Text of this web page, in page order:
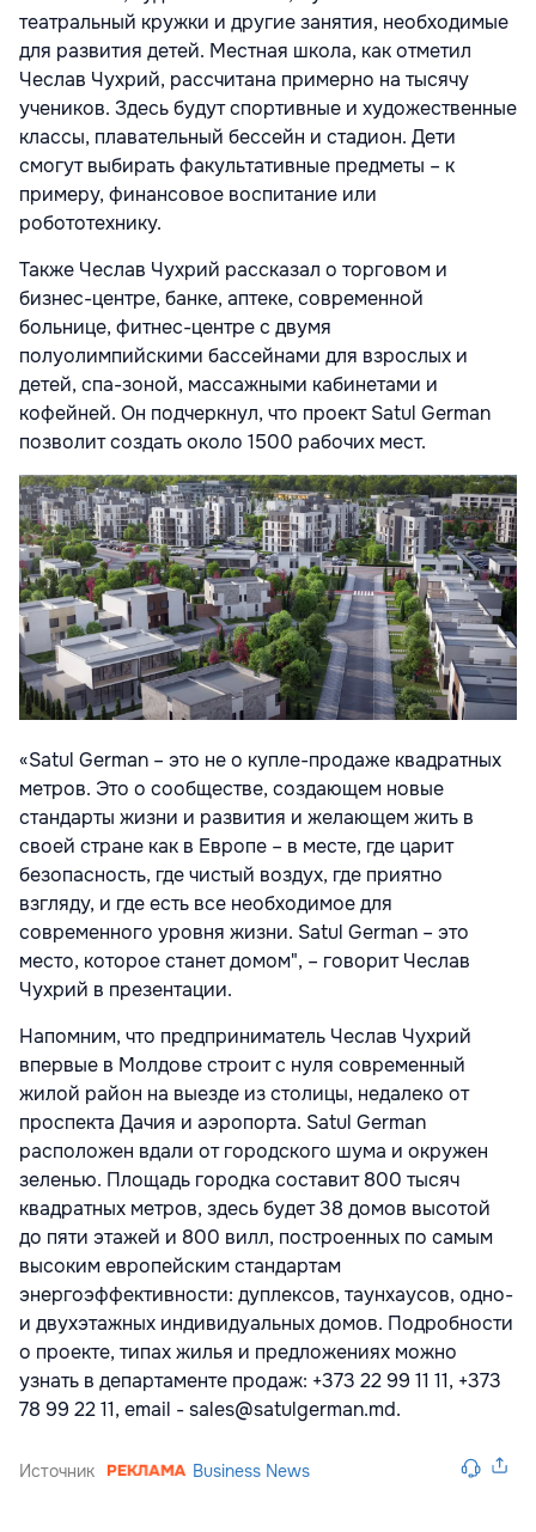
театральный кружки и другие занятия, необходимые
для развития детей. Местная школа, как отметил
Чеслав Чухрий, рассчитана примерно на тысячу
учеников. Здесь будут спортивные и художественные
классы, плавательный бессейн и стадион. Дети
смогут выбирать факультативные предметы – к
примеру, финансовое воспитание или
робототехнику.
Также Чеслав Чухрий рассказал о торговом и
бизнес-центре, банке, аптеке, современной
больнице, фитнес-центре с двумя
полуолимпийскими бассейнами для взрослых и
детей, спа-зоной, массажными кабинетами и
кофейней. Он подчеркнул, что проект Satul German
позволит создать около 1500 рабочих мест.
«Satul German – это не о купле-продаже квадратных
метров. Это о сообществе, создающем новые
стандарты жизни и развития и желающем жить в
своей стране как в Европе – в месте, где царит
безопасность, где чистый воздух, где приятно
взгляду, и где есть все необходимое для
современного уровня жизни. Satul German – это
место, которое станет домом", – говорит Чеслав
Чухрий в презентации.
Напомним, что предприниматель Чеслав Чухрий
впервые в Молдове строит с нуля современный
жилой район на выезде из столицы, недалеко от
проспекта Дачия и аэропорта. Satul German
расположен вдали от городского шума и окружен
зеленью. Площадь городка составит 800 тысяч
квадратных метров, здесь будет 38 домов высотой
до пяти этажей и 800 вилл, построенных по самым
высоким европейским стандартам
энергоэффективности: дуплексов, таунхаусов, одно-
и двухэтажных индивидуальных домов. Подробности
о проекте, типах жилья и предложениях можно
узнать в департаменте продаж: +373 22 99 11 11, +373
78 99 22 11, email -sales@satulgerman.md.
Источник Business News